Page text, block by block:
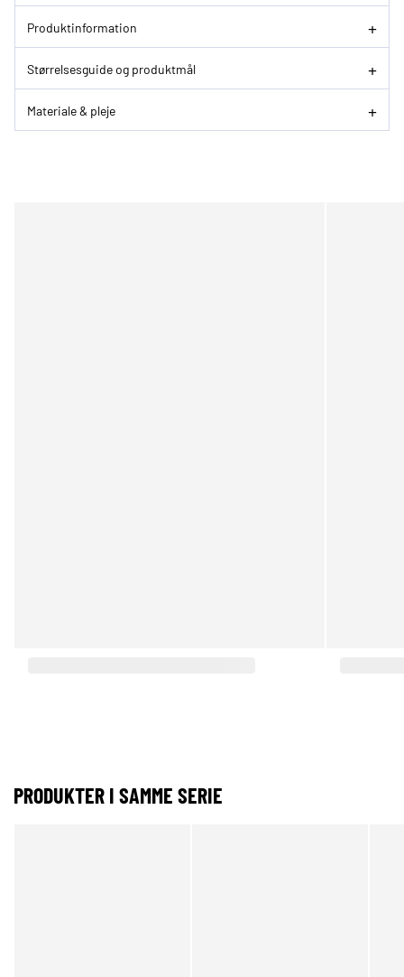
Produktinformation
Størrelsesguide og produktmål
Materiale & pleje
PRODUKTER I SAMME SERIE